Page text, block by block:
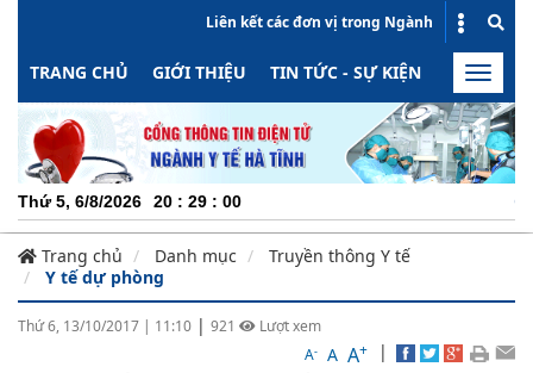
Liên kết các đơn vị trong Ngành
TRANG CHỦ GIỚI THIỆU TIN TỨC - SỰ KIỆN HOẠT
Toggle
Thứ 5, 6/8/2026 20 : 29 : 01
Trang chủ Danh mục
Truyền thông Y tế
Y tế dự phòng
Thứ 6, 13/10/2017 | 11:10 | 921
Lượt xem
A- A A+ |